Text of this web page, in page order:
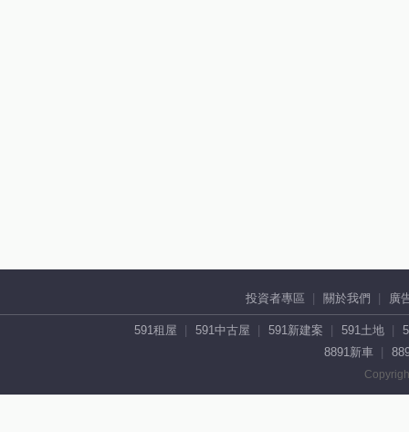
投資者專區 關於我們 廣
591租屋 591中古屋 591新建案 591土地
8891新車